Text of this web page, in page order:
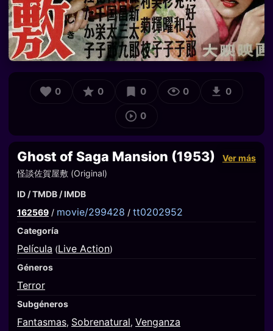
0 0 0 0 0
0
Ghost of Saga Mansion (1953)
Ver más
怪談佐賀屋敷 (Original)
ID / TMDB / IMDB
162569 / movie/299428 / tt0202952
Categoría
Película (Live Action)
Géneros
Terror
Subgéneros
Fantasmas, Sobrenatural, Venganza